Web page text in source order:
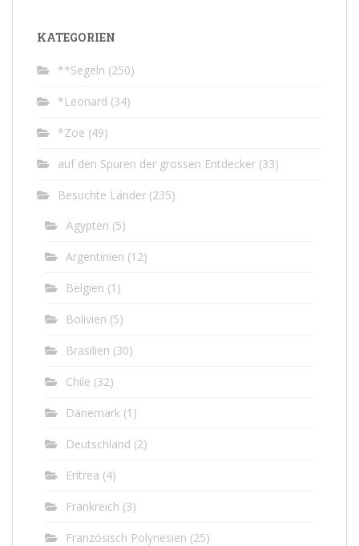
KATEGORIEN
**Segeln (250)
*Leonard (34)
*Zoe (49)
auf den Spuren der grossen Entdecker (33)
Besuchte Länder (235)
Ägypten (5)
Argentinien (12)
Belgien (1)
Bolivien (5)
Brasilien (30)
Chile (32)
Dänemark (1)
Deutschland (2)
Eritrea (4)
Frankreich (3)
Französisch Polynesien (25)